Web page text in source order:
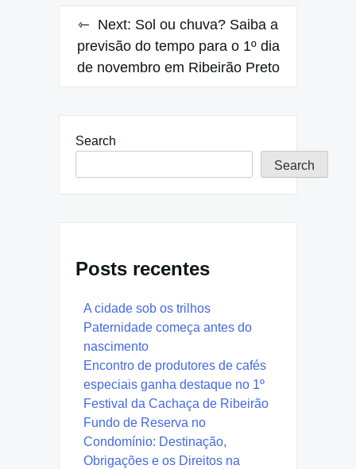
Next: Sol ou chuva? Saiba a
previsão do tempo para o 1º dia
de novembro em Ribeirão Preto
Search
Search
Posts recentes
A cidade sob os trilhos
Paternidade começa antes do
nascimento
Encontro de produtores de cafés
especiais ganha destaque no 1º
Festival da Cachaça de Ribeirão
Fundo de Reserva no
Condomínio: Destinação,
Obrigações e os Direitos na